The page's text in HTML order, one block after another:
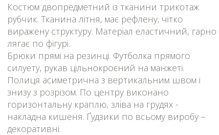
Костюм двопредметний із тканини трикотаж
рубчик. Тканина літня, має рефлену, чітко
виражену структуру. Матеріал еластичний, гарно
лягає по фігурі.
Брюки прямі на резинці. Футболка прямого
силуету, рукав цільнокроєний на манжеті.
Полиця асиметрична з вертикальним швом і
знизу з розрізом. По центру виконано
горизонтальну краплю, зліва на грудях -
накладна кишеня. Ґудзики по всьому виробу –
декоративні.